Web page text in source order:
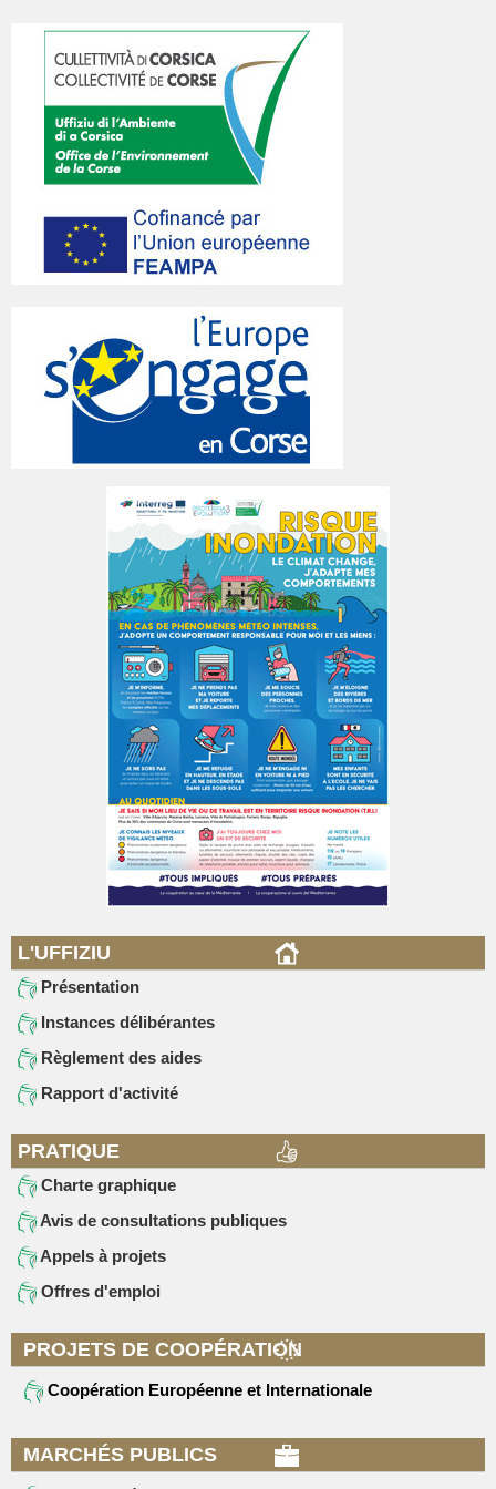
L'UFFIZIU
Présentation
Instances délibérantes
Règlement des aides
Rapport d'activité
PRATIQUE
Charte graphique
Avis de consultations publiques
Appels à projets
Offres d'emploi
PROJETS DE COOPÉRATION
Coopération Européenne et Internationale
MARCHÉS PUBLICS